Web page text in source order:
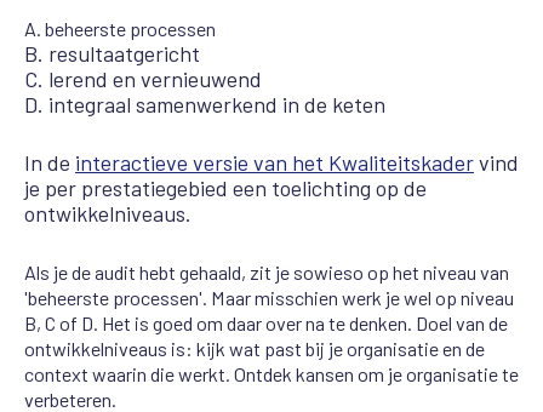
A. beheerste processen
B. resultaatgericht
C. lerend en vernieuwend
D. integraal samenwerkend in de keten
In de interactieve versie van het Kwaliteitskadervind
je per prestatiegebied een toelichting op de
ontwikkelniveaus.
Als je de audit hebt gehaald, zit je sowieso op het niveau van
'beheerste processen'. Maar misschien werk je wel op niveau
B, C of D. Het is goed om daar over na te denken. Doel van de
ontwikkelniveaus is: kijk wat past bij je organisatie en de
context waarin die werkt. Ontdek kansen om je organisatie te
verbeteren.